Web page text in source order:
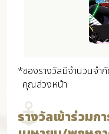
*ของรางวัลมีจำนวนจำ
คุณล่วงหน้า
รางวัลเข้าร่วม